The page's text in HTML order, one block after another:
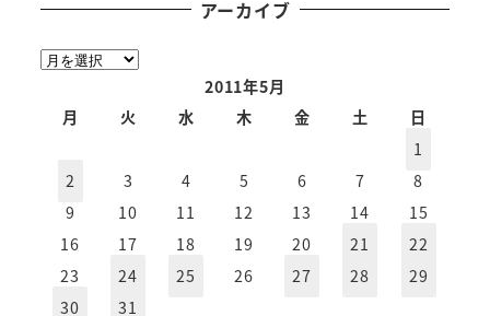
アーカイブ
ア
2011年5月
月
火 水 木 金 土
日
1
2
3 4 5 6 7
8
9
10 11 12 13 14
15
16
17 18 19 20 21
22
23
24 25 26 27 28
29
30
31